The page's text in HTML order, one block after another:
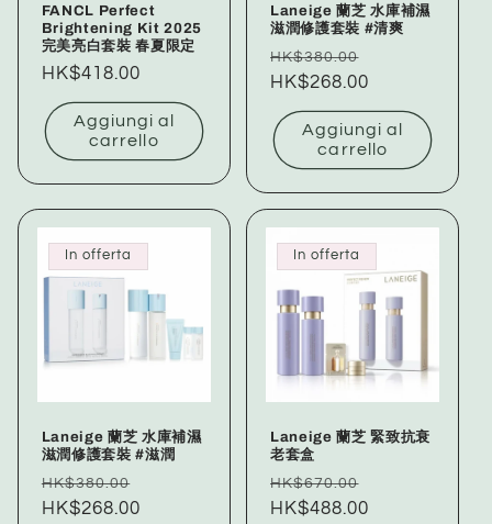
FANCL Perfect
Brightening Kit 2025
完美亮白套裝 春夏限定
Prezzo
listino
HK$418.00
Aggiungi al
carrello
Laneige 蘭芝 水庫補濕
滋潤修護套裝 #清爽
Prezzo
di
listino
HK$380.00
HK$268.00
Aggiungi al
carrello
In offerta
Laneige 蘭芝 水庫補濕
滋潤修護套裝 #滋潤
Prezzo
di
HK$380.00
HK$268.00
In offerta
Laneige 蘭芝 緊致抗衰
老套盒
Prezzo
di
HK$670.00
HK$488.00